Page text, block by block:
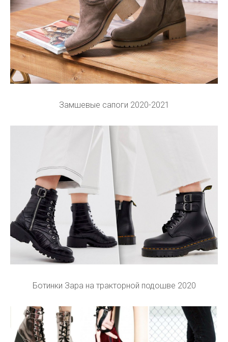
Замшевые сапоги 2020-2021
Ботинки Зара на тракторной подошве 2020